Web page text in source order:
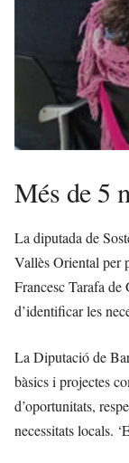
Més de 5
La diputada de
Vallès Oriental per
Francesc Tarafa
d’identificar les
La Diputació de
bàsics i projectes
d’oportunitats,
necessitats locals.